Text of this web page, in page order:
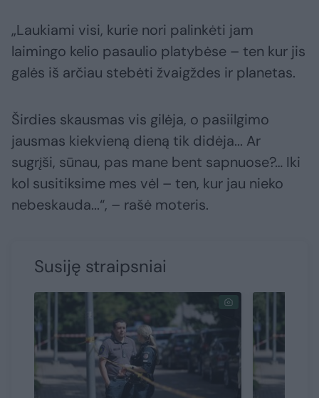
„Laukiami visi, kurie nori palinkėti jam
laimingo kelio pasaulio platybėse – ten kur jis
galės iš arčiau stebėti žvaigždes ir planetas.
Širdies skausmas vis gilėja, o pasiilgimo
jausmas kiekvieną dieną tik didėja... Ar
sugrįši, sūnau, pas mane bent sapnuose?… Iki
kol susitiksime mes vėl – ten, kur jau nieko
nebeskauda...“, – rašė moteris.
Susiję straipsniai